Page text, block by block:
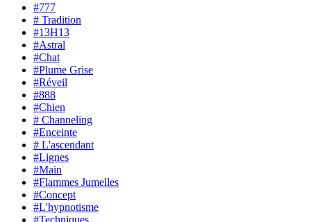
#777
# Tradition
#13H13
#Astral
#Chat
#Plume Grise
#Réveil
#888
#Chien
# Channeling
#Enceinte
# L'ascendant
#Lignes
#Main
#Flammes Jumelles
#Concept
#L'hypnotisme
#Techniques